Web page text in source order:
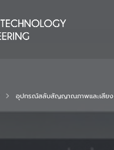
อุปกรณ์สลับสัญญาณภาพและเสียง